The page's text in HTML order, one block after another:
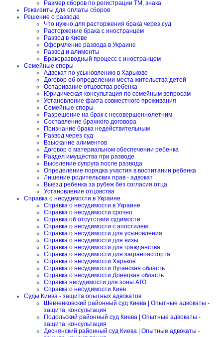
Размер сборов по регистрации ТМ, знака
Реквизиты для оплаты сборов
Решение о разводе
Что нужно для расторжения брака через суд
Расторжение брака с иностранцем
Развод в Киеве
Оформление развода в Украине
Развод и алименты
Бракоразводный процесс с иностранцем
Семейные споры
Адвокат по усыновлению в Харькове
Договор об определении места жительства детей
Оспаривание отцовства ребенка
Юридическая консультация по семейным вопросам
Установление факта совместного проживания
Семейные споры
Разрешение на брак с несовершеннолетним
Составление брачного договора
Признание брака недействительным
Развод через суд
Взыскание алиментов
Договор о материальном обеспечении ребёнка
Раздел имущества при разводе
Выселение супруга после развода
Определение порядка участия в воспитании ребенка
Лишение родительских прав - адвокат
Выезд ребенка за рубеж без согласия отца
Установление отцовства
Справка о несудимости в Украине
Справка о несудимости в Украине
Справка о несудимости срочно
Справка об отсутствии судимости
Справка о несудимости с апостилем
Справка о несудимости для усыновления
Справка о несудимости для визы
Справка о несудимости для гражданства
Справка о несудимости для загранпаспорта
Справка о несудимости Харьков
Справка о несудимости Луганская область
Справка о несудимости Донецкая область
Справка несудимости для зоны АТО
Справка о несудимости Киев
Суды Киева - защита опытных адвокатов
Шевченковский районный суд Киева | Опытные адвокаты -
защита, консультация
Подольский районный суд Киева | Опытные адвокаты -
защита, консультация
Деснянский районный суд Киева | Опытные адвокаты -